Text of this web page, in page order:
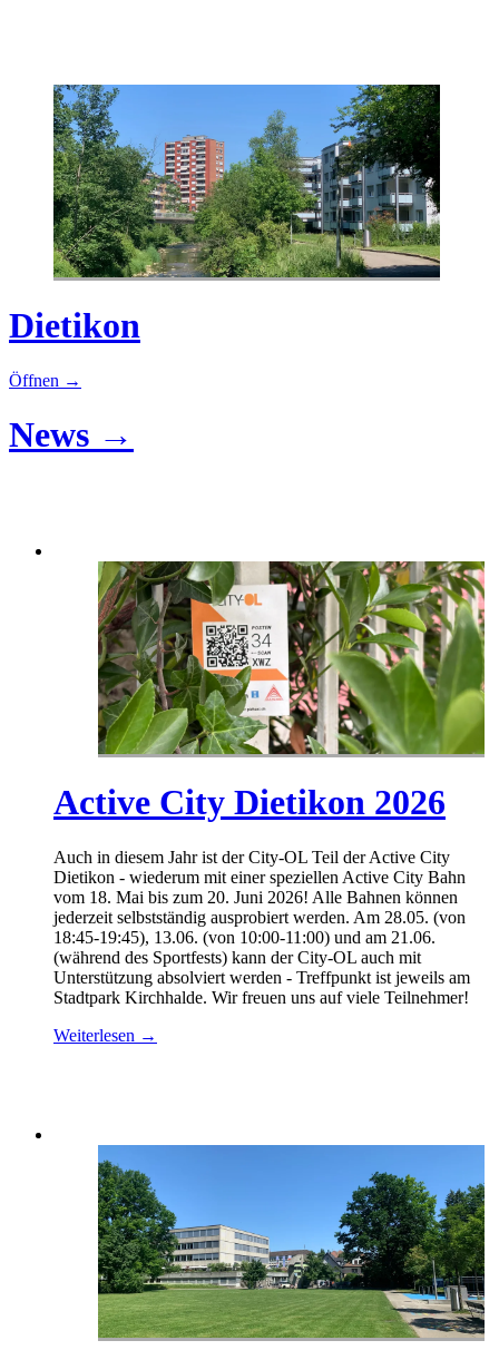
Dietikon
Öffnen →
News →
Active City Dietikon 2026
Auch in diesem Jahr ist der City-OL Teil der Active City
Dietikon - wiederum mit einer speziellen Active City Bahn
vom 18. Mai bis zum 20. Juni 2026! Alle Bahnen können
jederzeit selbstständig ausprobiert werden. Am 28.05. (von
18:45-19:45), 13.06. (von 10:00-11:00) und am 21.06.
(während des Sportfests) kann der City-OL auch mit
Unterstützung absolviert werden - Treffpunkt ist jeweils am
Stadtpark Kirchhalde. Wir freuen uns auf viele Teilnehmer!
Weiterlesen →